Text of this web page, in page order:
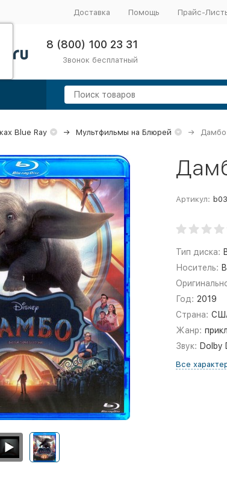
Доставка Помощь Прайс-
8 (800) 100 23 31
Звонок бесплатный
Blue Ray Мультфильмы на Блюрей Дамбо
Артикул:
Тип диска:
Носитель:
Год: 2019
Страна:
Жанр:
Звук: Dolby
Все